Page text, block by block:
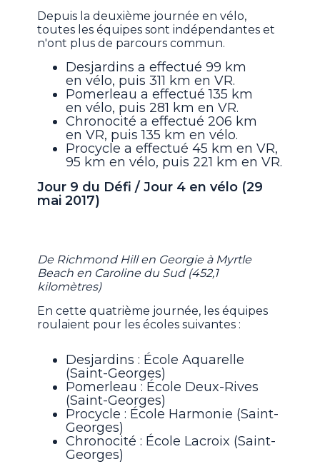
Depuis la deuxième journée en vélo,
toutes les équipes sont indépendantes et
n'ont plus de parcours commun.
Desjardins a effectué 99 km
en vélo, puis 311 km en VR.
Pomerleau a effectué 135 km
en vélo, puis 281 km en VR.
Chronocité a effectué 206 km
en VR, puis 135 km en vélo.
Procycle a effectué 45 km en VR,
95 km en vélo, puis 221 km en VR.
Jour 9 du Défi / Jour 4 en vélo (29
mai 2017)
De Richmond Hill en Georgie à Myrtle
Beach en Caroline du Sud (452,1
kilomètres)
En cette quatrième journée, les équipes
roulaient pour les écoles suivantes :
Desjardins : École Aquarelle
(Saint-Georges)
Pomerleau : École Deux-Rives
(Saint-Georges)
Procycle : École Harmonie (Saint-
Georges)
Chronocité : École Lacroix (Saint-
Georges)